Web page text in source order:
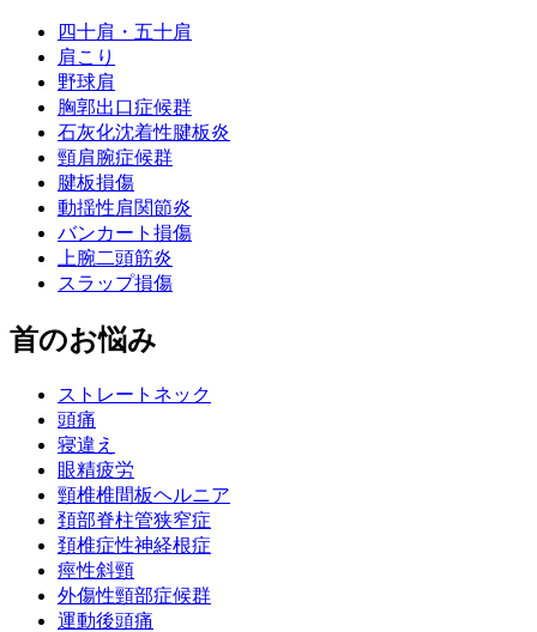
四十肩・五十肩
肩こり
野球肩
胸郭出口症候群
石灰化沈着性腱板炎
頸肩腕症候群
腱板損傷
動揺性肩関節炎
バンカート損傷
上腕二頭筋炎
スラップ損傷
首のお悩み
ストレートネック
頭痛
寝違え
眼精疲労
頸椎椎間板ヘルニア
頚部脊柱管狭窄症
頚椎症性神経根症
痙性斜頸
外傷性頸部症候群
運動後頭痛